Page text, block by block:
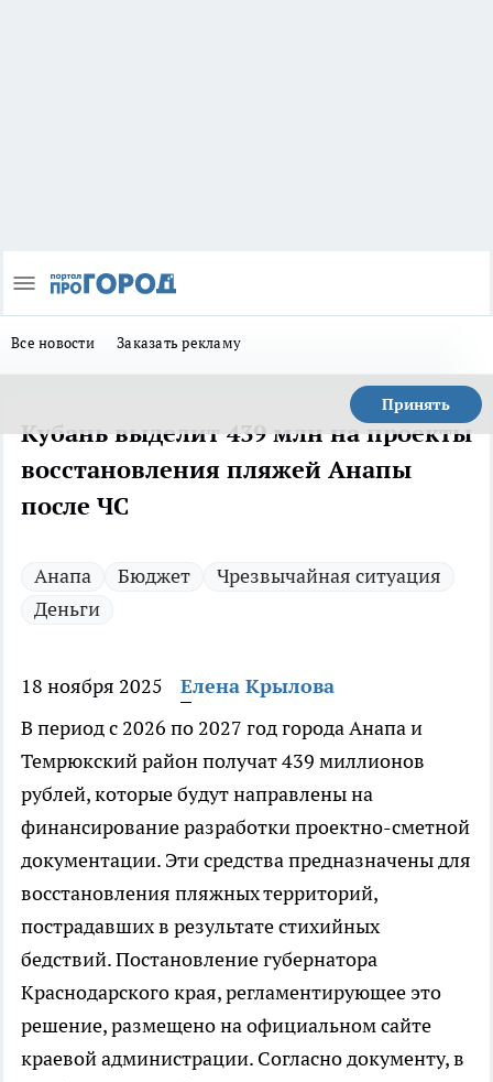
Все новости Заказать рекламу
Принять
Кубань выделит 439 млн на проекты
восстановления пляжей Анапы
после ЧС
Анапа Бюджет
Чрезвычайная ситуация
Деньги
18 ноября 2025
Елена Крылова
В период с 2026 по 2027 год города Анапа и
Темрюкский район получат 439 миллионов
рублей, которые будут направлены на
финансирование разработки проектно-сметной
документации. Эти средства предназначены для
восстановления пляжных территорий,
пострадавших в результате стихийных
бедствий. Постановление губернатора
Краснодарского края, регламентирующее это
решение, размещено на официальном сайте
краевой администрации. Согласно документу, в